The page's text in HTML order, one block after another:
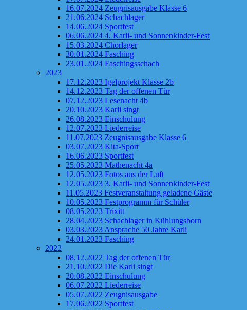
16.07.2024 Zeugnisausgabe Klasse 6
21.06.2024 Schachlager
14.06.2024 Sportfest
06.06.2024 4. Karli- und Sonnenkinder-Fest
15.03.2024 Chorlager
30.01.2024 Fasching
23.01.2024 Faschingsschach
2023
17.12.2023 Igelprojekt Klasse 2b
14.12.2023 Tag der offenen Tür
07.12.2023 Lesenacht 4b
20.10.2023 Karli singt
26.08.2023 Einschulung
12.07.2023 Liederreise
11.07.2023 Zeugnisausgabe Klasse 6
03.07.2023 Kita-Sport
16.06.2023 Sportfest
25.05.2023 Mathenacht 4a
12.05.2023 Fotos aus der Luft
12.05.2023 3. Karli- und Sonnenkinder-Fest
11.05.2023 Festveranstaltung geladene Gäste
10.05.2023 Festprogramm für Schüler
08.05.2023 Trixitt
28.04.2023 Schachlager in Kühlungsborn
03.03.2023 Ansprache 50 Jahre Karli
24.01.2023 Fasching
2022
08.12.2022 Tag der offenen Tür
21.10.2022 Die Karli singt
20.08.2022 Einschulung
06.07.2022 Liederreise
05.07.2022 Zeugnisausgabe
17.06.2022 Sportfest